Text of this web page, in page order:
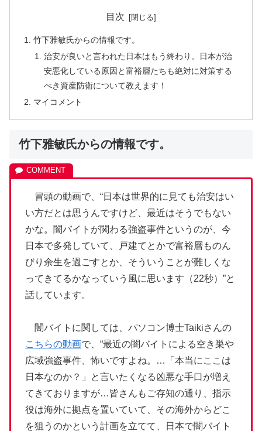
目次
竹下雅敏氏からの情報です。
治安が良いと言われた日本はもう終わり。日本が治
安悪化している原因と富裕層たちも絶対に対策する
べき資産防衛について教えます！
マイコメント
竹下雅敏氏からの情報です。
冒頭の動画で、“日本は世界的に見ても治安はい
い方だとは思うんですけど、最近はそうでもない
かな。闇バイトが関わる強盗事件というのが、今
日本で多発していて、戸建てとかで富裕層ものん
びり余生を過ごすとか、そういうことが難しくな
ってきてるかなっていう風に思います（22秒）”と
話しています。
闇バイトに関しては、パソコン博士Taikiさんの
こちらの動画で、“最近の闇バイトによる空き巣や
広域強盗事件、怖いですよね。…「本当にここは
日本なのか？」と言いたくなる凶悪な手口が増え
てきておりますが…皆さんもご存知の通り、指示
役は海外に拠点を置いていて、その海外からどこ
を狙うのかという計画を立てて、日本で闇バイト